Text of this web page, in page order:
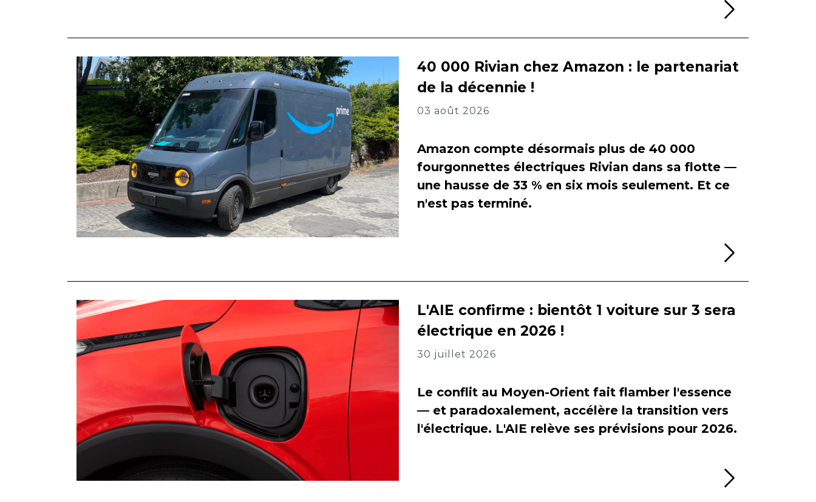
40 000 Rivian chez Amazon : le partenariat
de la décennie !
03 août 2026
Amazon compte désormais plus de 40 000
fourgonnettes électriques Rivian dans sa flotte —
une hausse de 33 % en six mois seulement. Et ce
n'est pas terminé.
L'AIE confirme : bientôt 1 voiture sur 3 sera
électrique en 2026 !
30 juillet 2026
Le conflit au Moyen-Orient fait flamber l'essence
— et paradoxalement, accélère la transition vers
l'électrique. L'AIE relève ses prévisions pour 2026.